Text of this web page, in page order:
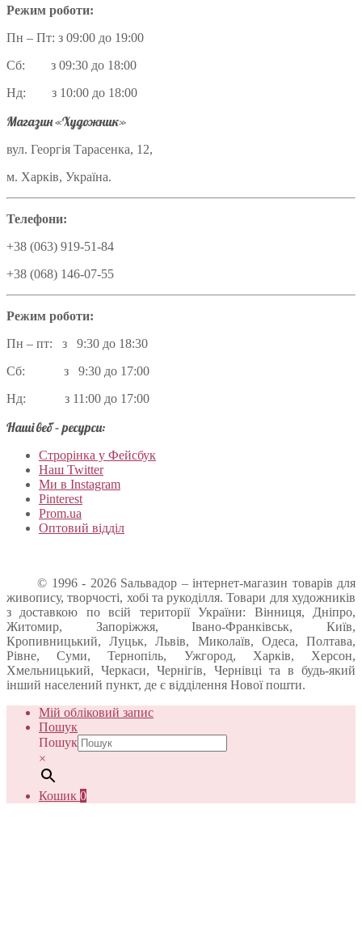
Режим роботи:
Пн – Пт: з 09:00 до 19:00
Сб: з 09:30 до 18:00
Нд: з 10:00 до 18:00
Магазин «Художник»
вул. Георгія Тарасенка, 12,
м. Харків, Україна.
Телефони:
+38 (063) 919-51-84
+38 (068) 146-07-55
Режим роботи:
Пн – пт: з 9:30 до 18:30
Сб: з 9:30 до 17:00
Нд: з 11:00 до 17:00
Наші веб – ресурси:
Строрінка у Фейсбук
Наш Twitter
Ми в Instagram
Pinterest
Prom.ua
Оптовий відділ
© 1996 - 2026 Sальвадор – інтернет-магазин товарів для
живопису, творчості, хобі та рукоділля. Товари для художників
з доставкою по всій території України: Вінниця, Дніпро,
Житомир, Запоріжжя, Івано-Франківськ, Київ,
Кропивницький, Луцьк, Львів, Миколаїв, Одеса, Полтава,
Рівне, Суми, Тернопіль, Ужгород, Харків, Херсон,
Хмельницький, Черкаси, Чернігів, Чернівці та в будь-який
інший населений пункт, де є відділення Нової пошти.
Мій обліковий запис
Пошук
Пошук
×
Кошик 0